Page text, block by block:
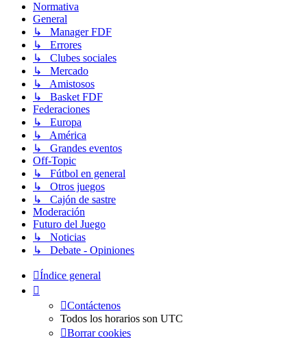
Normativa
General
↳ Manager FDF
↳ Errores
↳ Clubes sociales
↳ Mercado
↳ Amistosos
↳ Basket FDF
Federaciones
↳ Europa
↳ América
↳ Grandes eventos
Off-Topic
↳ Fútbol en general
↳ Otros juegos
↳ Cajón de sastre
Moderación
Futuro del Juego
↳ Noticias
↳ Debate - Opiniones
Índice general
Contáctenos
Todos los horarios son UTC
Borrar cookies